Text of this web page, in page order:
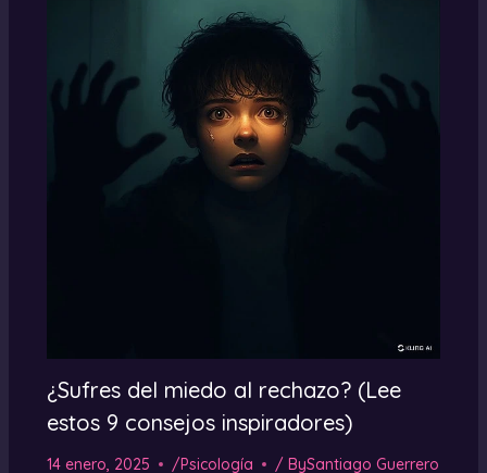
¿Sufres del miedo al rechazo? (Lee
estos 9 consejos inspiradores)
14 enero, 2025 /Psicología / BySantiago Guerrero